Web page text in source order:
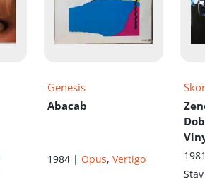
Genesis
Abacab
1984 |Opus,Vertigo
Stav